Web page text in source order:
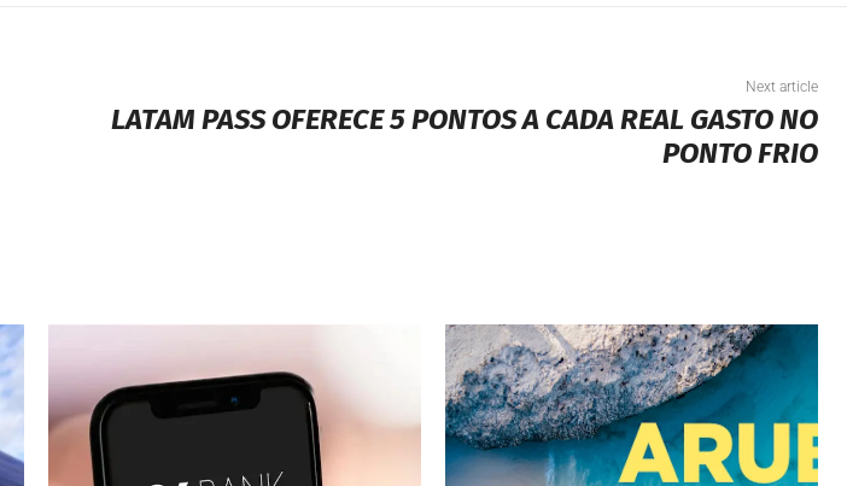
Next article
LATAM PASS OFERECE 5 PONTOS A CADA REAL GASTO NO
PONTO FRIO